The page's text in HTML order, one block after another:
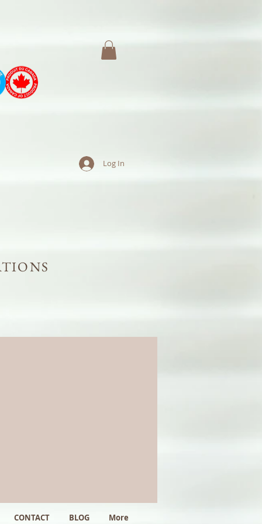
Log In
CONTACT BLOG More